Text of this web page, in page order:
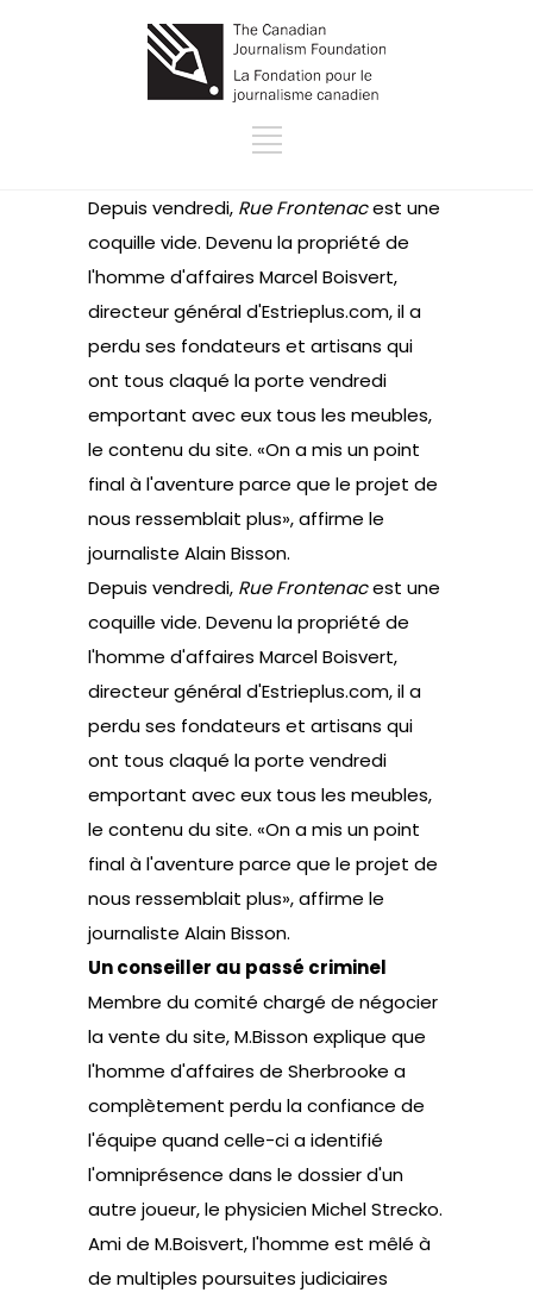
Depuis vendredi, Rue Frontenacest une
coquille vide. Devenu la propriété de
l'homme d'affaires Marcel Boisvert,
directeur général d'Estrieplus.com, il a
perdu ses fondateurs et artisans qui
ont tous claqué la porte vendredi
emportant avec eux tous les meubles,
le contenu du site. «On a mis un point
final à l'aventure parce que le projet de
nous ressemblait plus», affirme le
journaliste Alain Bisson.
Depuis vendredi, Rue Frontenacest une
coquille vide. Devenu la propriété de
l'homme d'affaires Marcel Boisvert,
directeur général d'Estrieplus.com, il a
perdu ses fondateurs et artisans qui
ont tous claqué la porte vendredi
emportant avec eux tous les meubles,
le contenu du site. «On a mis un point
final à l'aventure parce que le projet de
nous ressemblait plus», affirme le
journaliste Alain Bisson.
Un conseiller au passé criminel
Membre du comité chargé de négocier
la vente du site, M.Bisson explique que
l'homme d'affaires de Sherbrooke a
complètement perdu la confiance de
l'équipe quand celle-ci a identifié
l'omniprésence dans le dossier d'un
autre joueur, le physicien Michel Strecko.
Ami de M.Boisvert, l'homme est mêlé à
de multiples poursuites judiciaires